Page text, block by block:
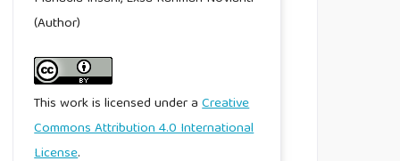
(Author)
This work is licensed under aCreative
Commons Attribution 4.0 International
License.